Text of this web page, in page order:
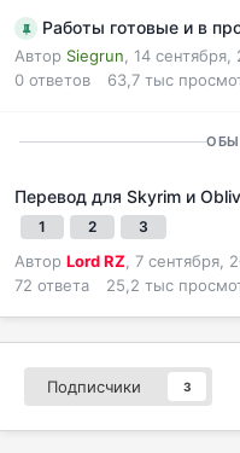
Работы готовые и в
Автор Siegrun 14 сентября,
0 ответов 63,7 тыс
Перевод для Skyrim и
1 2 3
Автор Lord RZ 7 сентября,
72 ответа 25,2 тыс
Подписчики 3